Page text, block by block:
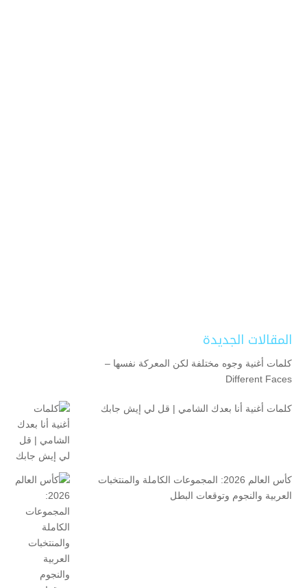
المقالات الجديدة
كلمات أغنية وجوه مختلفة لكن المعركة نفسها –
Different Faces
كلمات أغنية أنا بعدك الشامي | قل لي إيش جابك
كأس العالم 2026: المجموعات الكاملة والمنتخبات
العربية والنجوم وتوقعات البطل